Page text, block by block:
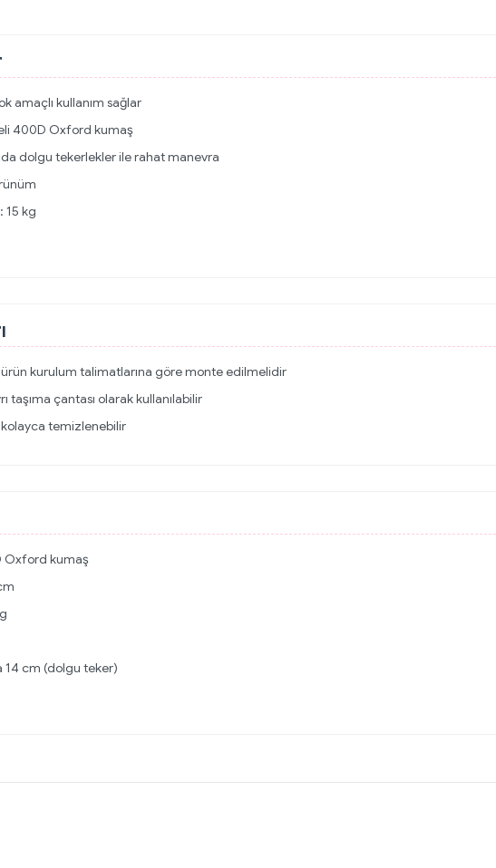
amaçlı kullanım sağlar
400D Oxford kumaş
dolgu tekerlekler ile rahat manevra
15 kg
kurulum talimatlarına göre monte edilmelidir
taşıma çantası olarak kullanılabilir
temizlenebilir
Oxford kumaş
14 cm (dolgu teker)